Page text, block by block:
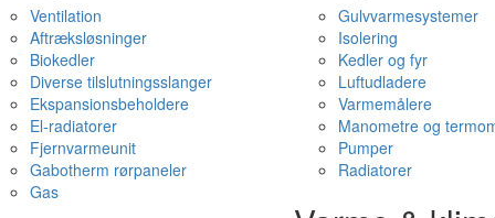
Ventilation
Aftræksløsninger
Biokedler
Diverse tilslutningsslanger
Ekspansionsbeholdere
El-radiatorer
Fjernvarmeunit
Gabotherm rørpaneler
Gas
Gulvvarmesystemer
Isolering
Kedler og fyr
Luftudladere
Varmemålere
Manometre og
Pumper
Radiatorer